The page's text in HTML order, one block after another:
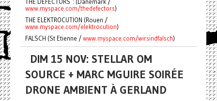
www.myspace.com/thedefectors)
THE ELEKTROCUTION (Rouen /
www.myspace.com/elektrocution)
FALSCH (St Etienne /www.myspace.com/wirsindfalsch)
DIM 15 NOV: STELLAR OM
SOURCE + MARC MGUIRE SOIRÉE
DRONE AMBIENT À GERLAND